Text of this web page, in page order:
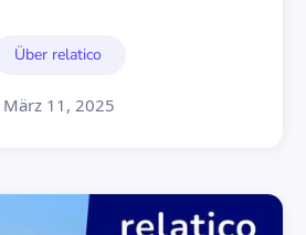
Über relatico
März 11, 2025